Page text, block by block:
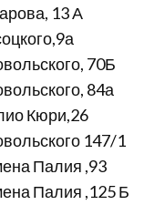
13 А
70Б
84а
Кюри,26
147/1
Палия ,93
Палия ,125 Б